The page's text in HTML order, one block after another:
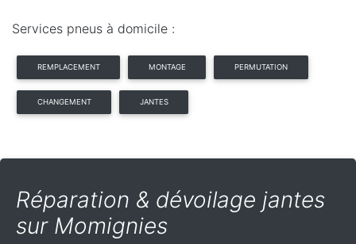
Services pneus à domicile :
REMPLACEMENT MONTAGE PERMUTATION
CHANGEMENT JANTES
Réparation & dévoilage jantes
sur Momignies